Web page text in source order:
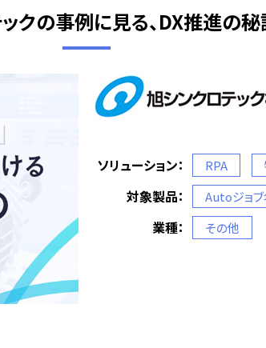
クの事例に見る、DX推進の
ソリューション： RPA
対象製品： Autoジョ
業種： その他